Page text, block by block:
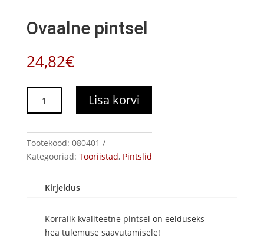
Ovaalne pintsel
24,82€
pintsel
Lisa korvi
Tootekood: 080401
Kategooriad: Tööriistad, Pintslid
Kirjeldus
Korralik kvaliteetne pintsel on eelduseks
hea tulemuse saavutamisele!